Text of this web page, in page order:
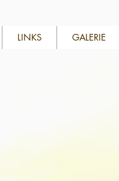
LINKS GALERIE